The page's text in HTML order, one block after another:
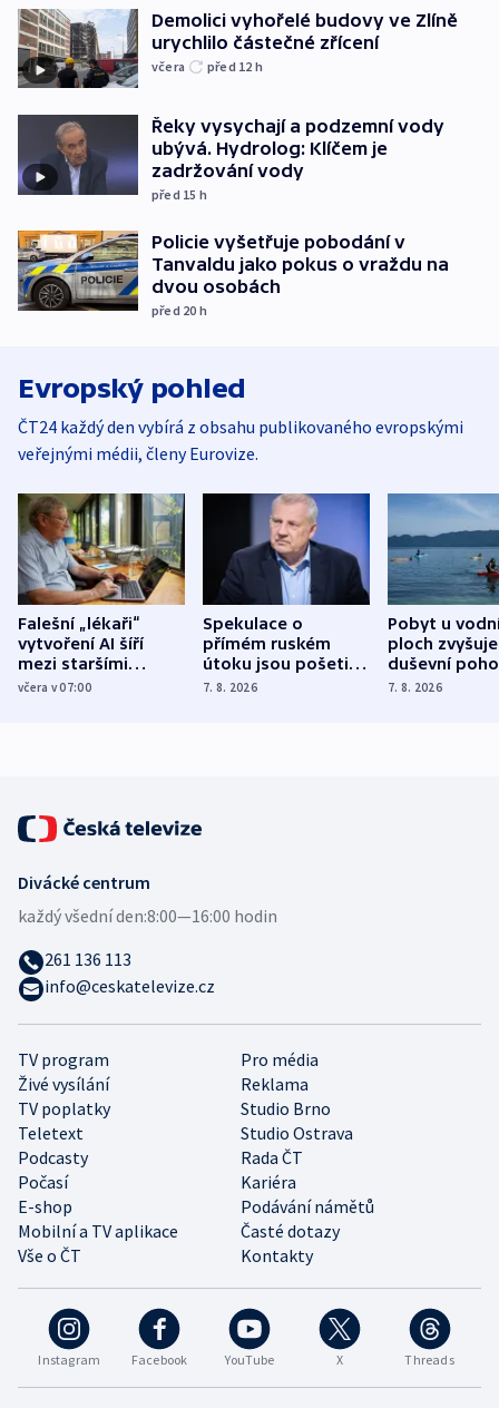
Demolici vyhořelé budovy ve Zlíně
urychlilo částečné zřícení
včera před 12 h
Řeky vysychají a podzemní vody
ubývá. Hydrolog: Klíčem je
zadržování vody
před 15 h
Policie vyšetřuje pobodání v
Tanvaldu jako pokus o vraždu na
dvou osobách
před 20 h
Evropský pohled
ČT24 každý den vybírá z obsahu publikovaného evropskými
veřejnými médii, členy Eurovize.
Falešní „lékaři“
vytvoření AI šíří
mezi staršími
Poláky nebezpečné
včera v 07:00
Spekulace o
přímém ruském
útoku jsou pošetilé,
míní estonský
7. 8. 2026
Pobyt u
ploch zvyšuje
duševní
ukázala
7. 8. 2026
Instagram Facebook YouTube X Threads
TV program
Pro média
Živé vysílání
Reklama
TV poplatky
Studio Brno
Teletext
Studio Ostrava
Podcasty
Rada ČT
Počasí
Kariéra
E-shop
Podávání námětů
Mobilní a TV aplikace
Časté dotazy
Vše o ČT
Kontakty
Divácké centrum
každý všední den:8:00—16:00 hodin
261 136 113
info@ceskatelevize.cz